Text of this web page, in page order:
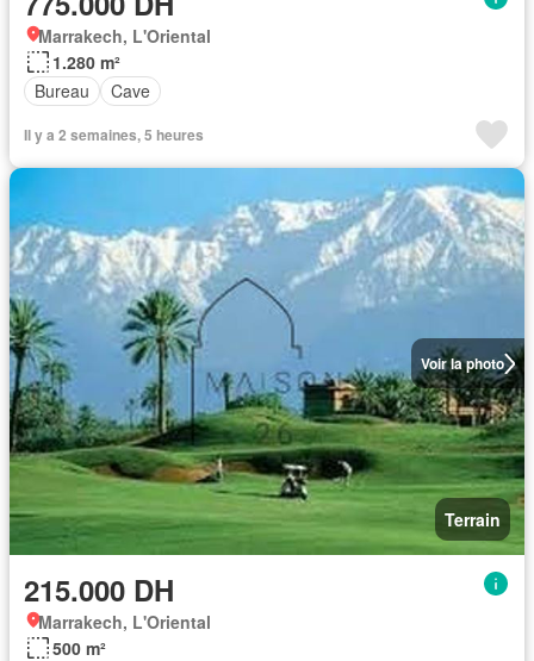
Marrakech, L'Oriental
1.280 m²
Bureau
Cave
Il y a 2 semaines, 5 heures
Voir la photo
Terrain
215.000 DH
Marrakech, L'Oriental
500 m²